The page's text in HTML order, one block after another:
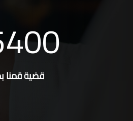
قضية قمنا